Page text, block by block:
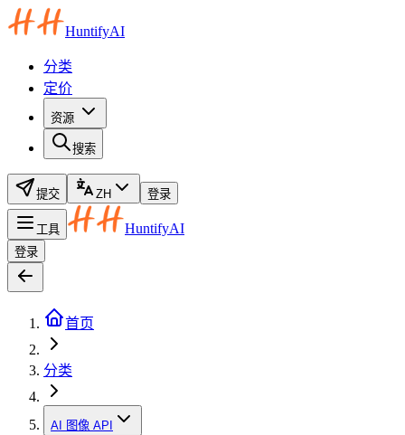
HuntifyAI
分类
定价
资源
搜索
提交 ZH 登录
工具 HuntifyAI
登录
首页
分类
AI 图像 API